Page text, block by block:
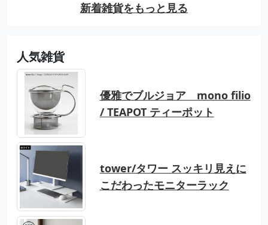
新着雑貨をもっと見る
人気雑貨
優雅でブルジョア mono filio
/ TEAPOT ティーポット
tower/タワー スッキリ見えに
こだわったモニターラック